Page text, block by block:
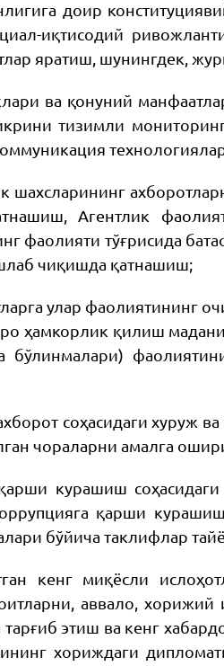
доир
иқтисодий
яратиш, шунингдек,
ва қонуний
тизимли
Агентлик
фаолияти тўғрисида
чиқишда қатнашиш;
улар фаолиятининг
ҳамкорлик қилиш
соҳасидаги хуруж
чораларни амалга
курашиш
қарши
бўйича таклифлар
кенг миқёсли
аввало,
этиш ва кенг
хориждаги